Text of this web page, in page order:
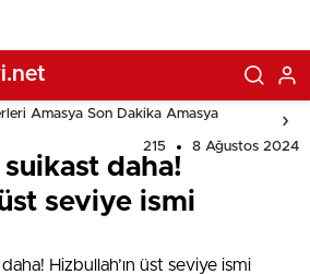
Amasya Son Dakika Amasya
215 8 Ağustos 2024
suikast daha!
üst seviye ismi